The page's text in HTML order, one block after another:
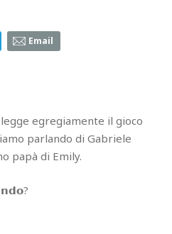
Email
egregiamente il gioco
parlando di Gabriele
papà di Emily.